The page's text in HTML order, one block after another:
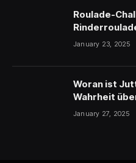
Roulade-
January 23, 2025
Woran ist
Wahrheit
January 27, 2025